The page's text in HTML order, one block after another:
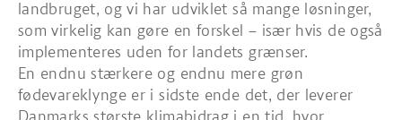
landbruget, og vi har udviklet så mange løsninger,
som virkelig kan gøre en forskel – især hvis de også
implementeres uden for landets grænser.
En endnu stærkere og endnu mere grøn
fødevareklynge er i sidste ende det, der leverer